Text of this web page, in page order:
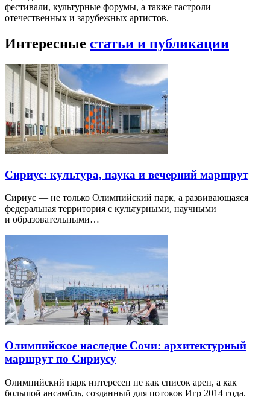
фестивали, культурные форумы, а также гастроли
отечественных и зарубежных артистов.
Интересные статьи и публикации
Сириус: культура, наука и вечерний маршрут
Сириус — не только Олимпийский парк, а развивающаяся
федеральная территория с культурными, научными
и образовательными…
Олимпийское наследие Сочи: архитектурный
маршрут по Сириусу
Олимпийский парк интересен не как список арен, а как
большой ансамбль, созданный для потоков Игр 2014 года.